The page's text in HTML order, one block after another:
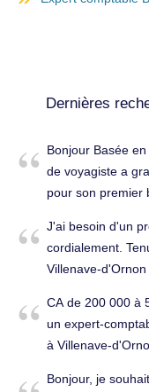
Dernières
Bonjour Basée
de voyagiste a
pour son premier
association car
Établissement
(33140).
J'ai besoin d'un
cordialement.
Villenave-
CA de 200 000 à
un expert-
à Villenave-
Bonjour, je